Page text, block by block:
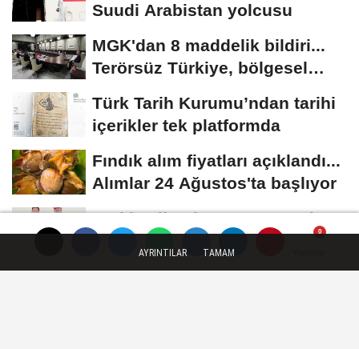
Suudi Arabistan yolcusu
MGK'dan 8 maddelik bildiri...
Terörsüz Türkiye, bölgesel
Türk Tarih Kurumu’ndan tarihi
içerikler tek platformda
Fındık alım fiyatları açıklandı...
Alımlar 24 Ağustos'ta başlıyor
Türkiye ile Vietnam arasında
AYRINTILAR TAMAM